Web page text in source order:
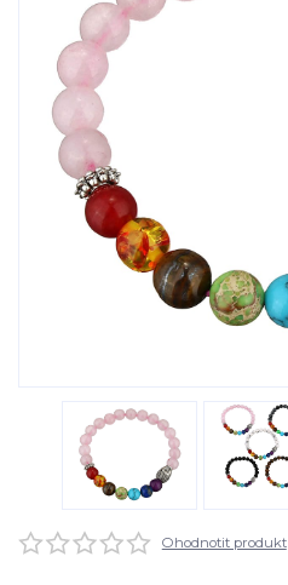
Ohodnotit produkt